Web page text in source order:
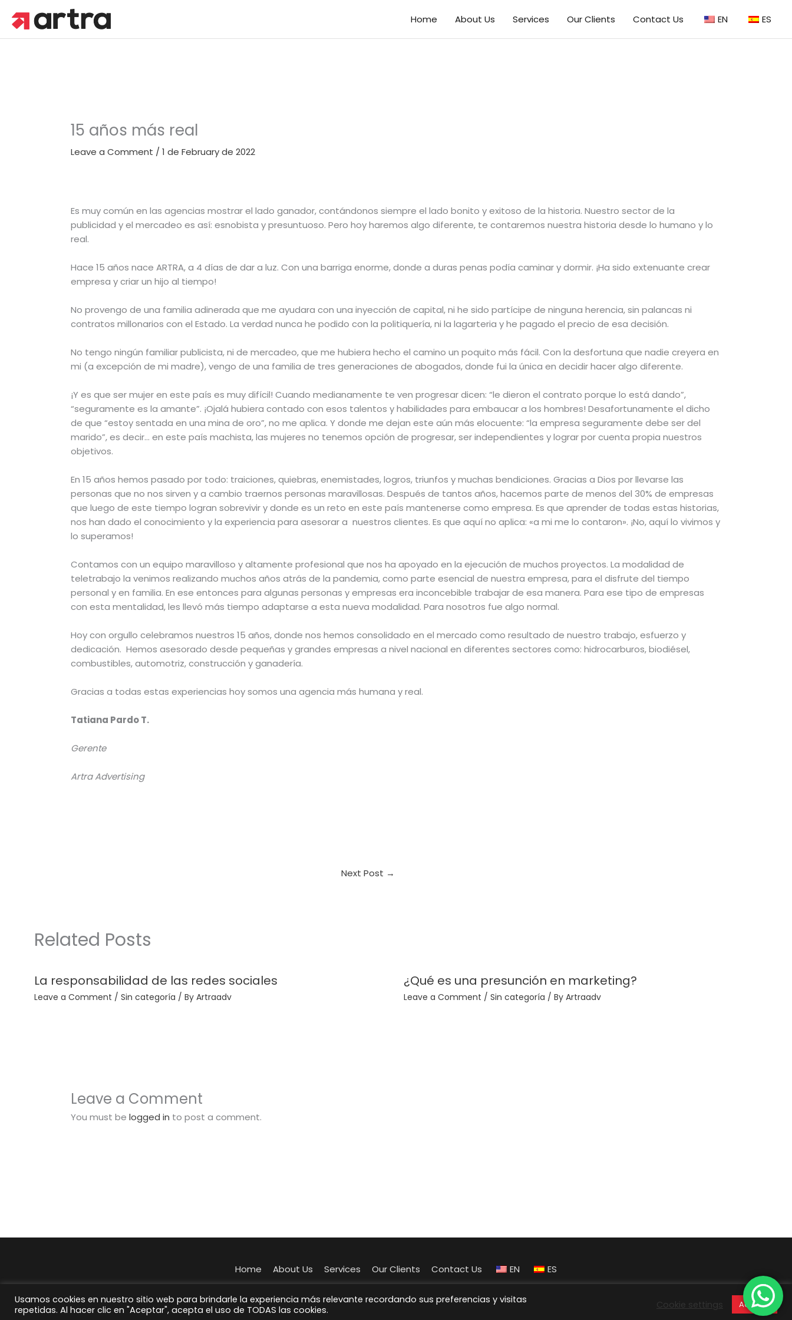
Home About Us Services Our Clients Contact Us EN ES
15 años más real
Leave a Comment /1 de February de 2022
Es muy común en las agencias mostrar el lado ganador, contándonos siempre el lado bonito y exitoso de la historia. Nuestro sector de la
publicidad y el mercadeo es así: esnobista y presuntuoso. Pero hoy haremos algo diferente, te contaremos nuestra historia desde lo humano y lo
real.
Hace 15 años nace ARTRA, a 4 días de dar a luz. Con una barriga enorme, donde a duras penas podía caminar y dormir. ¡Ha sido extenuante crear
empresa y criar un hijo al tiempo!
No provengo de una familia adinerada que me ayudara con una inyección de capital, ni he sido partícipe de ninguna herencia, sin palancas ni
contratos millonarios con el Estado. La verdad nunca he podido con la politiquería, ni la lagarteria y he pagado el precio de esa decisión.
No tengo ningún familiar publicista, ni de mercadeo, que me hubiera hecho el camino un poquito más fácil. Con la desfortuna que nadie creyera en
mi (a excepción de mi madre), vengo de una familia de tres generaciones de abogados, donde fui la única en decidir hacer algo diferente.
¡Y es que ser mujer en este país es muy difícil! Cuando medianamente te ven progresar dicen: “le dieron el contrato porque lo está dando”,
“seguramente es la amante”. ¡Ojalá hubiera contado con esos talentos y habilidades para embaucar a los hombres! Desafortunamente el dicho
de que “estoy sentada en una mina de oro”, no me aplica. Y donde me dejan este aún más elocuente: “la empresa seguramente debe ser del
marido”, es decir… en este país machista, las mujeres no tenemos opción de progresar, ser independientes y lograr por cuenta propia nuestros
objetivos.
En 15 años hemos pasado por todo: traiciones, quiebras, enemistades, logros, triunfos y muchas bendiciones. Gracias a Dios por llevarse las
personas que no nos sirven y a cambio traernos personas maravillosas. Después de tantos años, hacemos parte de menos del 30% de empresas
que luego de este tiempo logran sobrevivir y donde es un reto en este país mantenerse como empresa. Es que aprender de todas estas historias,
nos han dado el conocimiento y la experiencia para asesorar a nuestros clientes. Es que aquí no aplica: «a mi me lo contaron». ¡No, aquí lo vivimos y
lo superamos!
Contamos con un equipo maravilloso y altamente profesional que nos ha apoyado en la ejecución de muchos proyectos. La modalidad de
teletrabajo la venimos realizando muchos años atrás de la pandemia, como parte esencial de nuestra empresa, para el disfrute del tiempo
personal y en familia. En ese entonces para algunas personas y empresas era inconcebible trabajar de esa manera. Para ese tipo de empresas
con esta mentalidad, les llevó más tiempo adaptarse a esta nueva modalidad. Para nosotros fue algo normal.
Hoy con orgullo celebramos nuestros 15 años, donde nos hemos consolidado en el mercado como resultado de nuestro trabajo, esfuerzo y
dedicación. Hemos asesorado desde pequeñas y grandes empresas a nivel nacional en diferentes sectores como: hidrocarburos, biodiésel,
combustibles, automotriz, construcción y ganadería.
Gracias a todas estas experiencias hoy somos una agencia más humana y real.
Tatiana Pardo T.
Gerente
Artra Advertising
Next Post →
Related Posts
La responsabilidad de las redes sociales
Leave a Comment / Sin categoría / By Artraadv
¿Qué es una presunción en marketing?
Leave a Comment / Sin categoría / By Artraadv
Leave a Comment
You must belogged in to post a comment.
Home About Us Services Our Clients Contact Us EN
ES
©2026 Artra Advertising - Todos los derechos reservados
Usamos cookies en nuestro sitio web para brindarle la experiencia más relevante recordando sus preferencias y visitas
repetidas. Al hacer clic en "Aceptar", acepta el uso de TODAS las cookies.
Cookie settings Aceptar